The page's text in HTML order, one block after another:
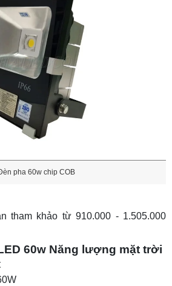
đèn pha LED 60W
pha 60w chip COB
tham khảo từ 910.000 - 1.505.000
60w Năng lượng mặt trời